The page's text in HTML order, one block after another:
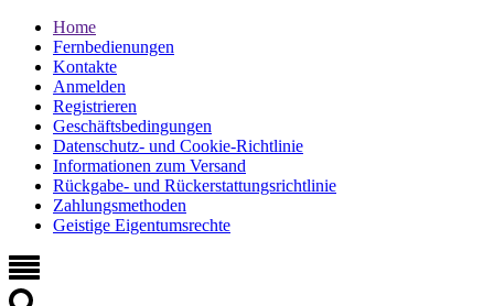
Home
Fernbedienungen
Kontakte
Anmelden
Registrieren
Geschäftsbedingungen
Datenschutz- und Cookie-Richtlinie
Informationen zum Versand
Rückgabe- und Rückerstattungsrichtlinie
Zahlungsmethoden
Geistige Eigentumsrechte